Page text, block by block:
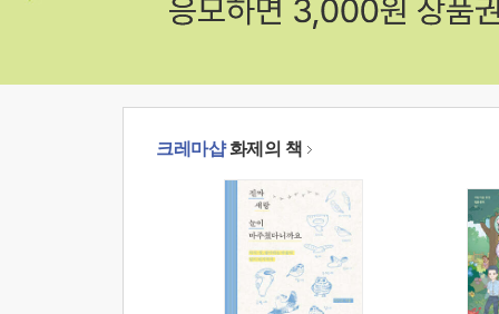
크레마샵화제의 책